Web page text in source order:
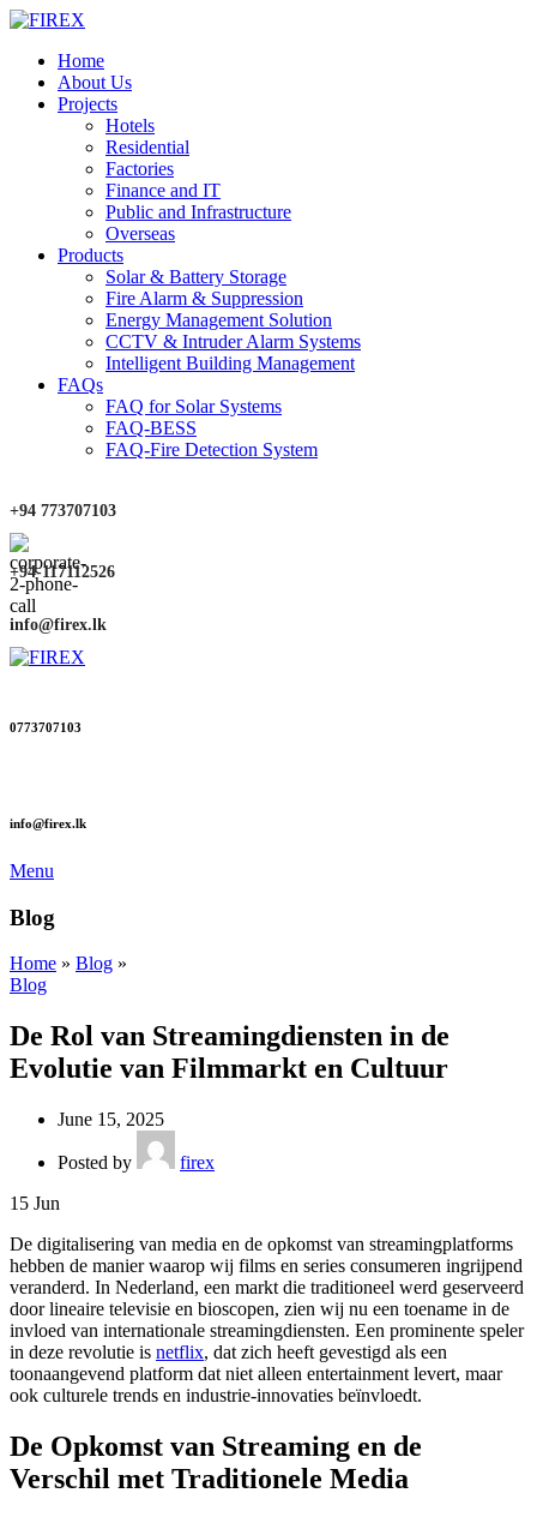
Home
About Us
Projects
Hotels
Residential
Factories
Finance and IT
Public and Infrastructure
Overseas
Products
Solar & Battery Storage
Fire Alarm & Suppression
Energy Management Solution
CCTV & Intruder Alarm Systems
Intelligent Building Management
FAQs
FAQ for Solar Systems
FAQ-BESS
FAQ-Fire Detection System
+94 773707103
+94-117112526
info@firex.lk
0773707103
info@firex.lk
Menu
Blog
Home » Blog »
Blog
De Rol van Streamingdiensten in de
Evolutie van Filmmarkt en Cultuur
June 15, 2025
Posted by
firex
15 Jun
De digitalisering van media en de opkomst van streamingplatforms
hebben de manier waarop wij films en series consumeren ingrijpend
veranderd. In Nederland, een markt die traditioneel werd geserveerd
door lineaire televisie en bioscopen, zien wij nu een toename in de
invloed van internationale streamingdiensten. Een prominente speler
in deze revolutie is netflix, dat zich heeft gevestigd als een
toonaangevend platform dat niet alleen entertainment levert, maar
ook culturele trends en industrie-innovaties beïnvloedt.
De Opkomst van Streaming en de
Verschil met Traditionele Media